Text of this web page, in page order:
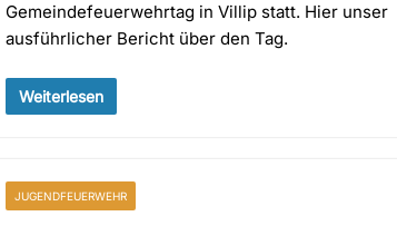
Gemeindefeuerwehrtag in Villip statt. Hier unser
ausführlicher Bericht über den Tag.
Weiterlesen
JUGENDFEUERWEHR